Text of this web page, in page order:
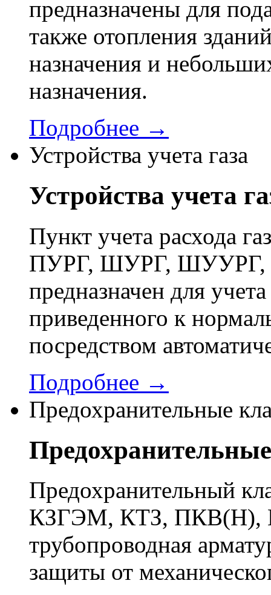
предназначены для
также отопления
назначения и
назначения.
Подробнее →
Устройства учета газа
Устройства учета
Пункт учета
ПУРГ, ШУРГ, ШУУРГ,
предназначен для
приведенного к
посредством
Подробнее →
Предохранительные
Предохранительный
КЗГЭМ, КТЗ,
трубопроводная
защиты от